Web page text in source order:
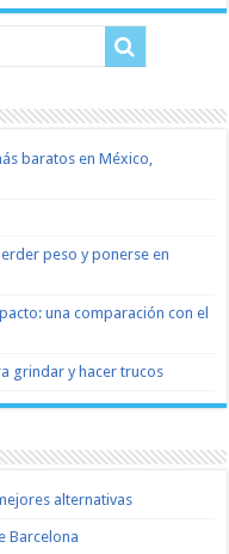
baratos en México,
peso y ponerse en
una comparación con el
grindar y hacer trucos
alternativas
Barcelona